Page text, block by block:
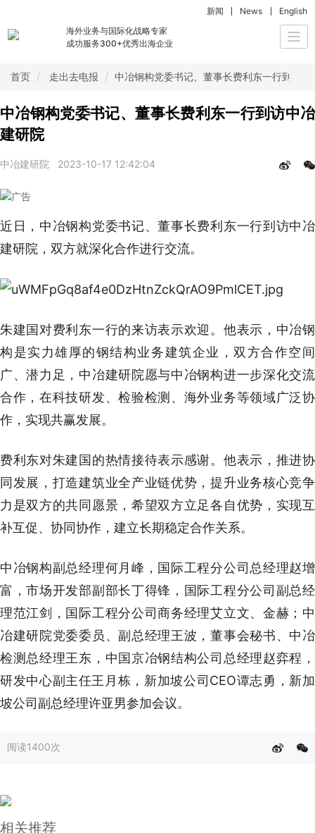
海外业务与国际化战略专家
成功服务300+优秀出海企业
新闻 News English
首页 走出去电报 中冶钢构党委书记、董事长费利东一行到访中
中冶钢构党委书记、董事长费利东一行到访中冶
建研院
中冶建研院 2023-10-17 12:42:04
近日，中冶钢构党委书记、董事长费利东一行到访中冶
建研院，双方就深化合作进行交流。
朱建国对费利东一行的来访表示欢迎。他表示，中冶钢
构是实力雄厚的钢结构业务建筑企业，双方合作空间
广、潜力足，中冶建研院愿与中冶钢构进一步深化交流
合作，在科技研发、检验检测、海外业务等领域广泛协
作，实现共赢发展。
费利东对朱建国的热情接待表示感谢。他表示，推进协
同发展，打造建筑业全产业链优势，提升业务核心竞争
力是双方的共同愿景，希望双方立足各自优势，实现互
补互促、协同协作，建立长期稳定合作关系。
中冶钢构副总经理何月峰，国际工程分公司总经理赵增
富，市场开发部副部长丁得锋，国际工程分公司副总经
理范江剑，国际工程分公司商务经理艾立文、金赫；中
冶建研院党委委员、副总经理王波，董事会秘书、中冶
检测总经理王东，中国京冶钢结构公司总经理赵弈程，
研发中心副主任王月栋，新加坡公司CEO谭志勇，新加
坡公司副总经理许亚男参加会议。
阅读1400次
相关推荐